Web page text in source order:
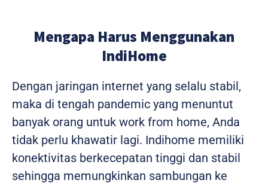
Mengapa Harus Menggunakan
IndiHome
Dengan jaringan internet yang selalu stabil,
maka di tengah pandemic yang menuntut
banyak orang untuk work from home, Anda
tidak perlu khawatir lagi. Indihome memiliki
konektivitas berkecepatan tinggi dan stabil
sehingga memungkinkan sambungan ke